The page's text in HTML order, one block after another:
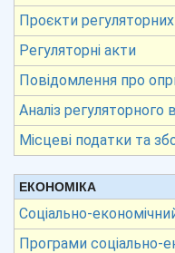
Проєкти регуляторних
Регуляторні акти
Повідомлення про
Аналіз регуляторного
Місцеві податки та
ЕКОНОМІКА
Соціально-
Програми соціально-